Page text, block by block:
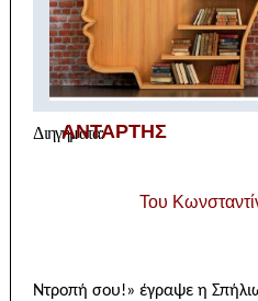
Διηγήματα:
ΑΝΤΑΡΤΗΣ
Του
Ντροπή σου!» έγραψε η